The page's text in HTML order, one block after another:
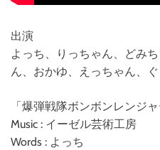
出演
よっち、りっちゃん、どみ
ん、おかゆ、えっちゃん、
「爆弾戦隊ボンボンレンジャ
Music : イーゼル芸術工房
Words : よっち